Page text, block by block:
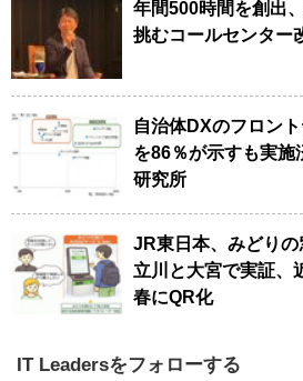
年間500時間を創出
挑むコールセンター
自治体DXのフロン
を86％が示すも実
研究所
JR東日本、みどりの
立川と大宮で実証、
春にQR化
IT Leadersをフォローする